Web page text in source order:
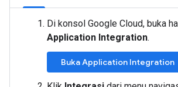
Di konsol Google Cloud, buka
Application Integration.
Buka Application Integration